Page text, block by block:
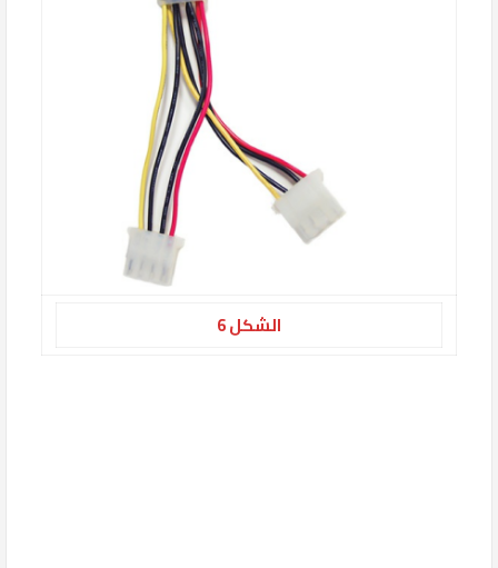
الشكل 6